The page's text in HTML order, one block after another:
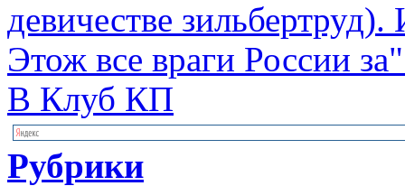
девичестве
Этож все враги России
В Клуб КП
Рубрики